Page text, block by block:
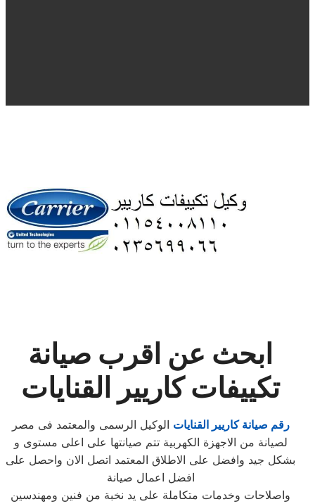
ابحث عن اقرب صيانة
تكييفات كاريير القنايات
رقم صيانة كاريير القنايات الوكيل الرسمى والمعتمد فى مصر
لصيانة من الاجهزة الكهربية تتم صيانتها على اعلى مستوى و
بشكل جيد وافضل على الاطلاق المعتمد اتصل الان واحصل على
افضل اعمال صيانة
واصلاحات وخدمات متكاملة على يد نخبة من فنين ومهندسين